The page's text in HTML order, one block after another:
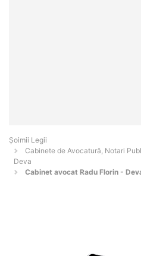
Șoimii Legii
Cabinete de Avocatură, Notari
Deva
Cabinet avocat Radu Florin -